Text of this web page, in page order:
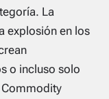
La
explosión en los
o incluso solo